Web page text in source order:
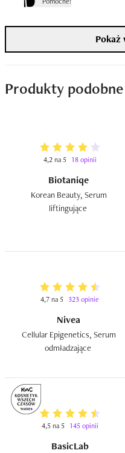
Pokaż
Produkty podobne
4,2 na 5 18 opinii
Biotaniqe
Korean Beauty, Serum
4,7 na 5 323 opinie
Nivea
Cellular Epigenetics, Serum
4,5 na 5 145 opinii
BasicLab